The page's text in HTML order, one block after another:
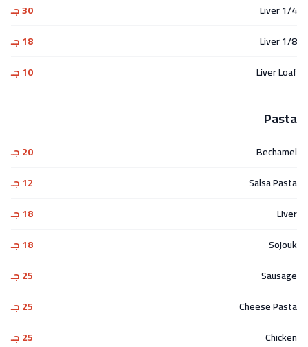
1/4 Liver
30 جـ
1/8 Liver
18 جـ
Liver Loaf
10 جـ
Pasta
Bechamel
20 جـ
Salsa Pasta
12 جـ
Liver
18 جـ
Sojouk
18 جـ
Sausage
25 جـ
Cheese Pasta
25 جـ
Chicken
25 جـ